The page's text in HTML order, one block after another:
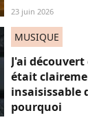
23 juin 2026
MUSIQUE
J'ai
était
insaisissable
pourquoi